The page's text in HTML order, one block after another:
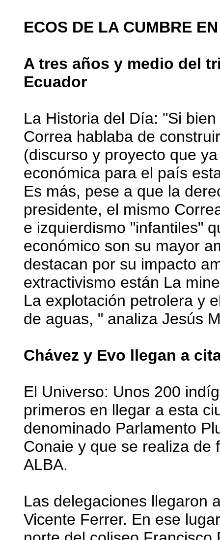
ECOS DE LA CUMBRE
A tres años y medio del
Ecuador
La Historia del Día: "Si
Correa hablaba de
(discurso y proyecto que
económica para el país
Es más, pese a que la
presidente, el mismo
e izquierdismo "infantiles"
económico son su mayor
destacan por su impacto
extractivismo están La
La explotación petrolera y
de aguas, " analiza Jesús
Chávez y Evo llegan a
El Universo: Unos 200
primeros en llegar a esta
denominado Parlamento
Conaie y que se realiza de
ALBA.
Las delegaciones llegaron
Vicente Ferrer. En ese